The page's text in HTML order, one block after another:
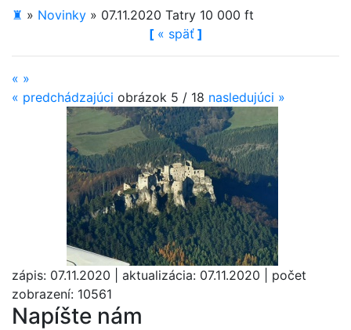
♜ » Novinky » 07.11.2020 Tatry 10 000 ft
[ « späť]
« »
« predchádzajúci obrázok 5 / 18 nasledujúci »
zápis: 07.11.2020 | aktualizácia: 07.11.2020 | počet
zobrazení: 10561
Napíšte nám